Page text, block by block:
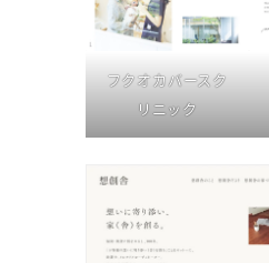
フクオカバースク
リニック